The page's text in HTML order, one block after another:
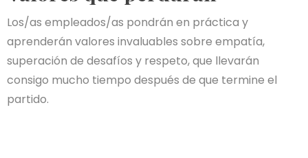
Los/as empleados/as pondrán en práctica y
aprenderán valores invaluables sobre empatía,
superación de desafíos y respeto, que llevarán
consigo mucho tiempo después de que termine el
partido.